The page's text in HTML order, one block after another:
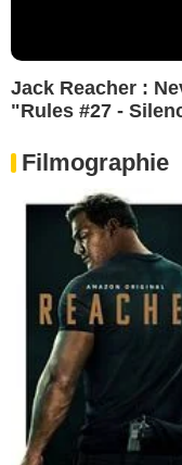
Jack Reacher :
"Rules #27 -
Filmographie